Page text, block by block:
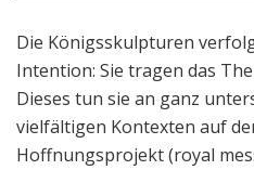
Die Königsskulpturen
Intention: Sie tragen das
Dieses tun sie an ganz
vielfältigen Kontexten auf
Hoffnungsprojekt (royal